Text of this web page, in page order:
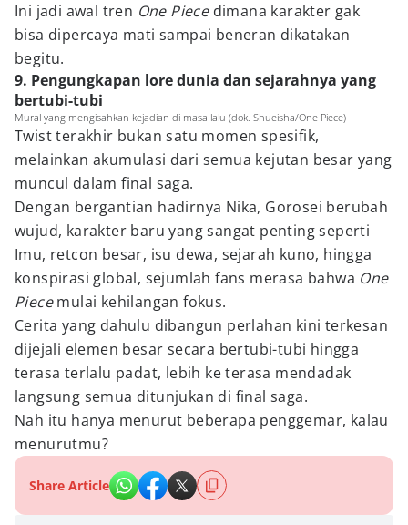
Ini jadi awal tren One Piece dimana karakter gak
bisa dipercaya mati sampai beneran dikatakan
begitu.
9. Pengungkapan lore dunia dan sejarahnya yang
bertubi-tubi
Mural yang mengisahkan kejadian di masa lalu (dok. Shueisha/One Piece)
Twist terakhir bukan satu momen spesifik,
melainkan akumulasi dari semua kejutan besar yang
muncul dalam final saga.
Dengan bergantian hadirnya Nika, Gorosei berubah
wujud, karakter baru yang sangat penting seperti
Imu, retcon besar, isu dewa, sejarah kuno, hingga
konspirasi global, sejumlah fans merasa bahwa One
Piecemulai kehilangan fokus.
Cerita yang dahulu dibangun perlahan kini terkesan
dijejali elemen besar secara bertubi-tubi hingga
terasa terlalu padat, lebih ke terasa mendadak
langsung semua ditunjukan di final saga.
Nah itu hanya menurut beberapa penggemar, kalau
menurutmu?
Share Article